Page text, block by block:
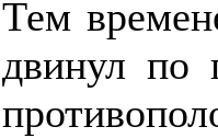
Тем
двинул по